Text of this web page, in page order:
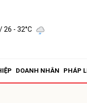
/ 26 - 32°C
DOANH NHÂN PHÁP